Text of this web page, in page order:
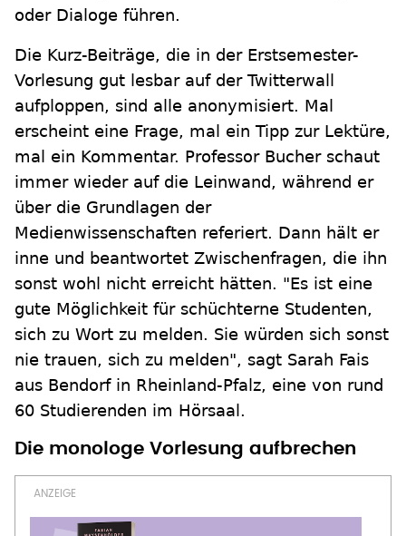
oder Dialoge führen.
Die Kurz-Beiträge, die in der Erstsemester-
Vorlesung gut lesbar auf der Twitterwall
aufploppen, sind alle anonymisiert. Mal
erscheint eine Frage, mal ein Tipp zur Lektüre,
mal ein Kommentar. Professor Bucher schaut
immer wieder auf die Leinwand, während er
über die Grundlagen der
Medienwissenschaften referiert. Dann hält er
inne und beantwortet Zwischenfragen, die ihn
sonst wohl nicht erreicht hätten. "Es ist eine
gute Möglichkeit für schüchterne Studenten,
sich zu Wort zu melden. Sie würden sich sonst
nie trauen, sich zu melden", sagt Sarah Fais
aus Bendorf in Rheinland-Pfalz, eine von rund
60 Studierenden im Hörsaal.
Die monologe Vorlesung aufbrechen